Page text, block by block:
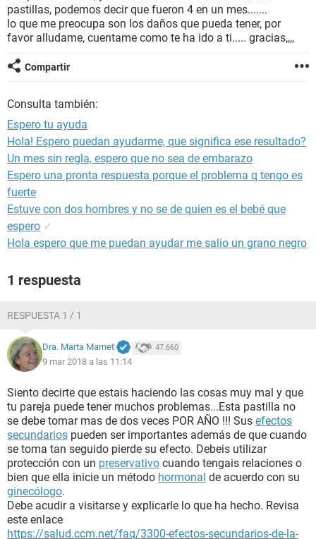
pastillas, podemos decir que fueron 4 en un mes.......
lo que me preocupa son los daños que pueda tener, por
favor alludame, cuentame como te ha ido a ti..... gracias,,,,
Compartir
Consulta también:
Espero tu ayuda
Hola! Espero puedan ayudarme, que significa ese resultado?
Un mes sin regla, espero que no sea de embarazo
Espero una pronta respuesta porque el problema q tengo es
fuerte
Estuve con dos hombres y no se de quien es el bebé que
espero ✓
Hola espero que me puedan ayudar me salio un grano negro
1 respuesta
RESPUESTA 1 / 1
Dra. Marta Marnet 47.660
9 mar 2018 a las 11:14
Siento decirte que estais haciendo las cosas muy mal y que
tu pareja puede tener muchos problemas...Esta pastilla no
se debe tomar mas de dos veces POR AÑO !!! Sus efectos
secundarios pueden ser importantes además de que cuando
se toma tan seguido pierde su efecto. Debeis utilizar
protección con un preservativo cuando tengais relaciones o
bien que ella inicie un método hormonal de acuerdo con su
ginecólogo.
Debe acudir a visitarse y explicarle lo que ha hecho. Revisa
este enlace
https://salud.ccm.net/faq/3300-efectos-secundarios-de-la-